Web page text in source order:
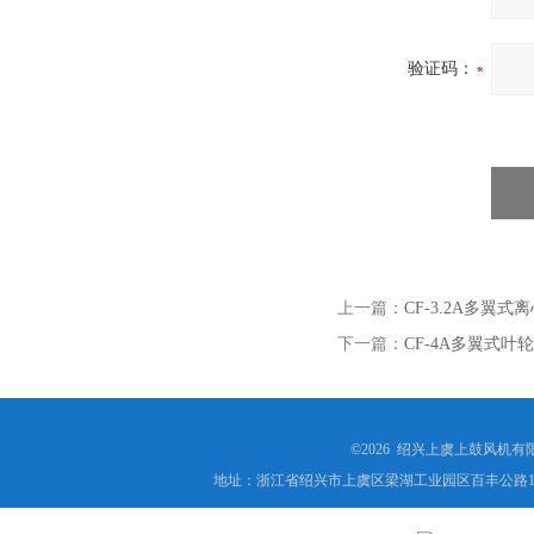
验证码：
上一篇： CF-3.2A多翼式
下一篇： CF-4A多翼式叶
©2026 绍兴上虞上鼓风机有
地址：浙江省绍兴市上虞区梁湖工业园区百丰公路